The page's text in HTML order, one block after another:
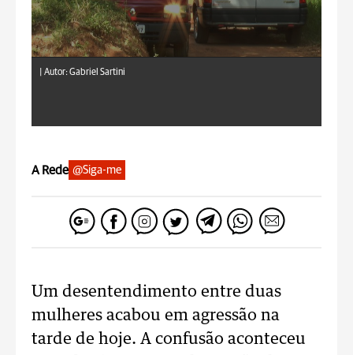
Autor: Gabriel Sartini
A Rede @Siga-me
Um desentendimento entre duas
mulheres acabou em agressão na
tarde de hoje. A confusão aconteceu